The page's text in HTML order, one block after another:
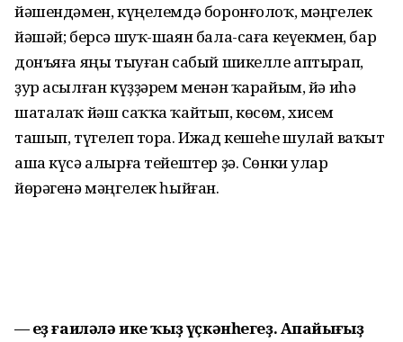
йәшендәмен, күңелемдә боронғолоҡ, мәңгелек
йәшәй; берсә шуҡ-шаян бала-саға кеүекмен, бар
донъяға яңы тыуған сабый шикелле аптырап,
ҙур асылған күҙҙәрем менән ҡарайым, йә иһә
шаталаҡ йәш саҡҡа ҡайтып, көсөм, хисем
ташып, түгелеп тора. Ижад кешеһе шулай ваҡыт
аша күсә алырға тейештер ҙә. Сөнки улар
йөрәгенә мәңгелек һыйған.
— Һеҙ ғаиләлә ике ҡыҙ үҫкәнһегеҙ. Апайығыҙ